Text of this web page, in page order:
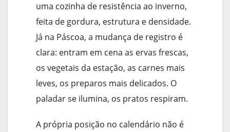
uma cozinha de resistência ao inverno,
feita de gordura, estrutura e densidade.
Já na Páscoa, a mudança de registro é
clara: entram em cena as ervas frescas,
os vegetais da estação, as carnes mais
leves, os preparos mais delicados. O
paladar se ilumina, os pratos respiram.
A própria posição no calendário não é